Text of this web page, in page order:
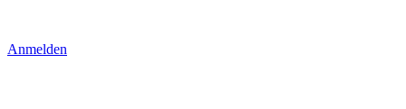
Anmelden